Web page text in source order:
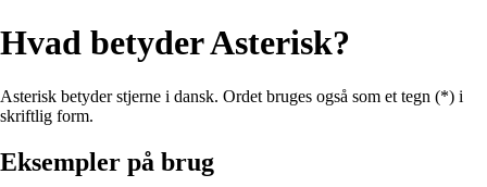
Hvad betyder Asterisk?
Asterisk betyder stjerne i dansk. Ordet bruges også som et tegn (*) i
skriftlig form.
Eksempler på brug